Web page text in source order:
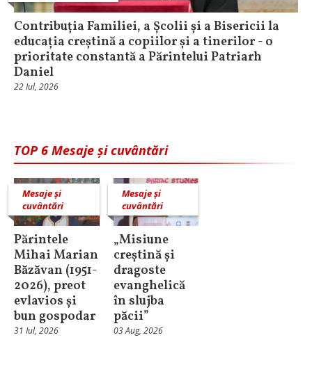
Contribuția Familiei, a Școlii și a Bisericii la
educația creștină a copiilor și a tinerilor - o
prioritate constantă a Părintelui Patriarh
Daniel
22 Iul, 2026
TOP 6 Mesaje și cuvântări
Mesaje și
cuvântări
Părintele
Mihai Marian
Băzăvan (1951-
2026), preot
evlavios și
bun gospodar
31 Iul, 2026
Mesaje și
cuvântări
„Misiune
creștină și
dragoste
evanghelică
în slujba
păcii”
03 Aug, 2026